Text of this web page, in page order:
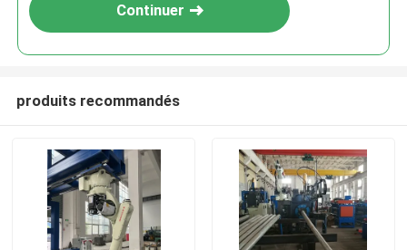
Continuer
produits recommandés